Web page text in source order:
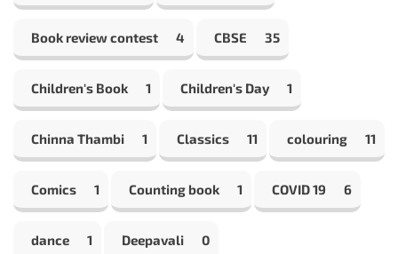
Book review contest 4 CBSE 35
Children's Book 1 Children's Day 1
Chinna Thambi 1 Classics 11 colouring 11
Comics 1 Counting book 1 COVID 19 6
dance 1 Deepavali 0